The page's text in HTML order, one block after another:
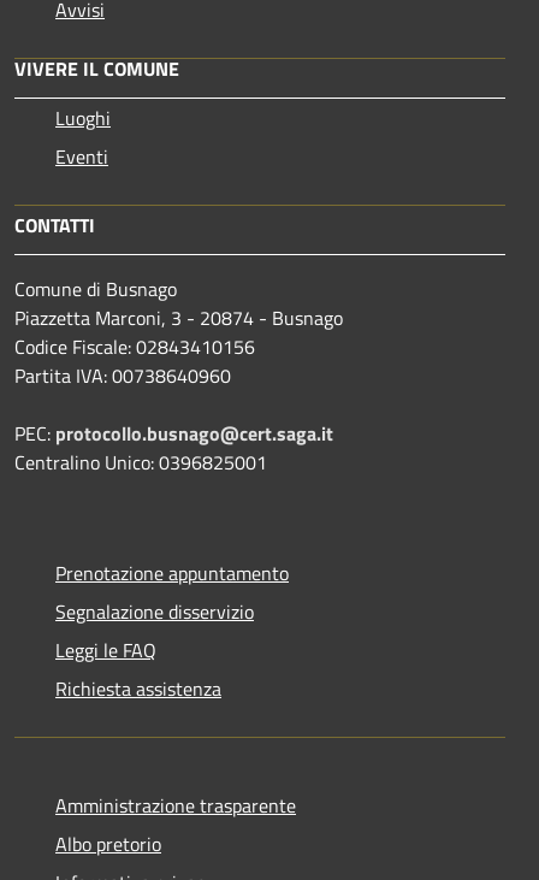
Avvisi
VIVERE IL COMUNE
Luoghi
Eventi
CONTATTI
Comune di Busnago
Piazzetta Marconi, 3 - 20874 - Busnago
Codice Fiscale: 02843410156
Partita IVA: 00738640960
PEC: protocollo.busnago@cert.saga.it
Centralino Unico: 0396825001
Prenotazione appuntamento
Segnalazione disservizio
Leggi le FAQ
Richiesta assistenza
Amministrazione trasparente
Albo pretorio